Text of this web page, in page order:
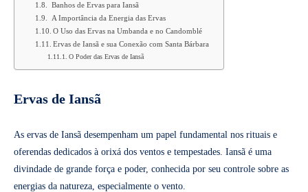
Banhos de Ervas para Iansã
A Importância da Energia das Ervas
O Uso das Ervas na Umbanda e no Candomblé
Ervas de Iansã e sua Conexão com Santa Bárbara
O Poder das Ervas de Iansã
Ervas de Iansã
As ervas de Iansã desempenham um papel fundamental nos rituais e
oferendas dedicados à orixá dos ventos e tempestades. Iansã é uma
divindade de grande força e poder, conhecida por seu controle sobre as
energias da natureza, especialmente o vento.